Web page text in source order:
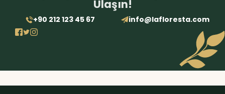
Ulaşın!
+90 212 123 45 67 info@lafloresta.com